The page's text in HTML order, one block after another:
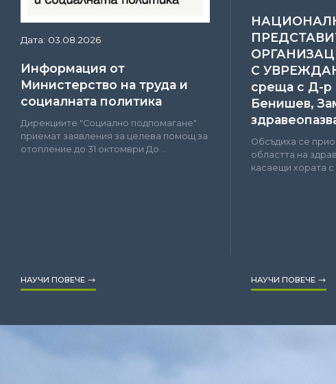
Дата: 03.08.2026
Информация от
Министерство на труда и
социалната политика
Дирекциите "Социално подпомагане"
приемат заявления за целева помощ за
отопление до 31 октомври До ...
НАУЧИ ПОВЕЧЕ
С
среща с Д-р
Бенишев,
Обсъдиха се
областта на
касаещи хората с
НАУЧИ ПОВЕЧЕ